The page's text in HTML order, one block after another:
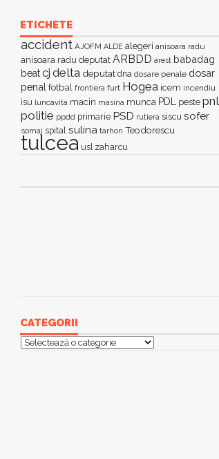
ETICHETE
accident AJOFM ALDE alegeri anisoara radu
anisoara radu deputat ARBDD arest babadag
beatcj delta deputat dna dosare penale dosar
penal fotbal frontiera furt Hogea icem incendiu
isu luncavita macin masina munca PDL peste pnl
politie ppdd primarie PSD rutiera siscu sofer
somaj spital sulina tarhon Teodorescu
tulcea usl zaharcu
CATEGORII
Categorii